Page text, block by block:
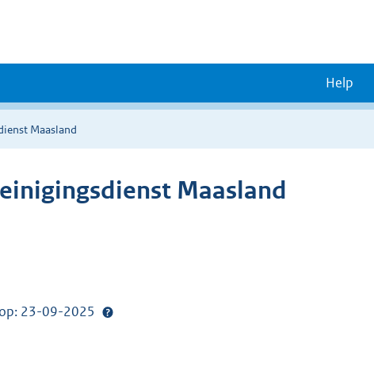
Help
Maasland
Maasland
23-09-2025